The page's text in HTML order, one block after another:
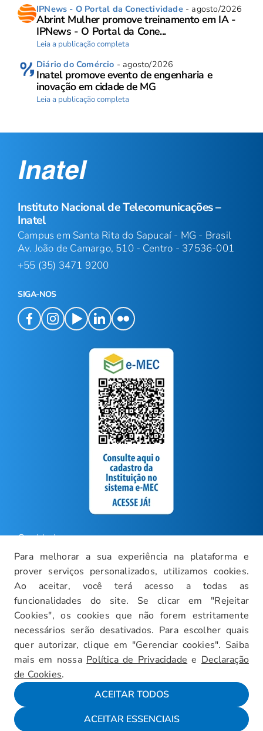
Para melhorar a sua experiência na plataforma e
prover serviços personalizados, utilizamos cookies.
Ao aceitar, você terá acesso a todas as
funcionalidades do site. Se clicar em "Rejeitar
Cookies", os cookies que não forem estritamente
necessários serão desativados. Para escolher quais
quer autorizar, clique em "Gerenciar cookies". Saiba
mais em nossa Política de Privacidade e Declaração
de Cookies.
ACEITAR TODOS
ACEITAR ESSENCIAIS
IPNews - O Portal da Conectividade- agosto/2026
Abrint Mulher promove treinamento em IA -
IPNews - O Portal da Cone...
Leia a publicação completa
Diário do Comércio - agosto/2026
Inatel promove evento de engenharia e
inovação em cidade de MG
Leia a publicação completa
Instituto Nacional de Telecomunicações –
Inatel
Campus em Santa Rita do Sapucaí - MG - Brasil
Av. João de Camargo, 510 - Centro - 37536-001
+55 (35) 3471 9200
SIGA-NOS
Ouvidoria
Carreiras
Intranet
Política de Privacidade
Documentos Institucionais
Faça um Tour Virtual
Blog
Mapa do Site
Fale conosco